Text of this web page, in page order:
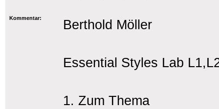
Kommentar: Berthold Möller
Essential Styles Lab
1. Zum Thema